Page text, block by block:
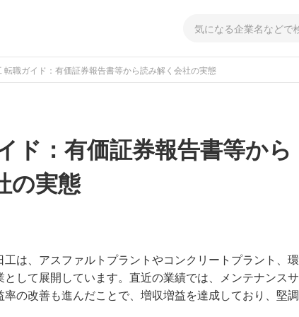
転職ガイド：有価証券報告書等から読み解く会社の実態
ド：有価証券報告書等から
の実態
は、アスファルトプラントやコンクリートプラント、環
して展開しています。直近の業績では、メンテナンスサ
の改善も進んだことで、増収増益を達成しており、堅調